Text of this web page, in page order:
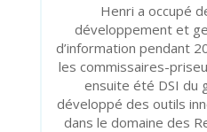
Henri a occupé
développement et
d’information pendant
les commissaires-
ensuite été DSI du
développé des outils
dans le domaine des